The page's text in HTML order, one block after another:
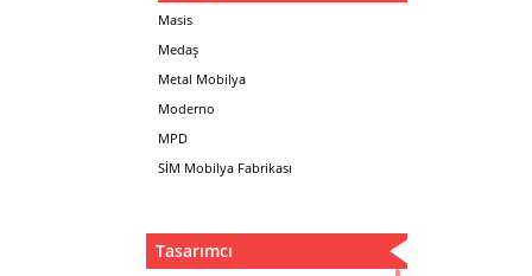
Masis
Medaş
Metal Mobilya
Moderno
MPD
SİM Mobilya Fabrikası
Tasarımcı